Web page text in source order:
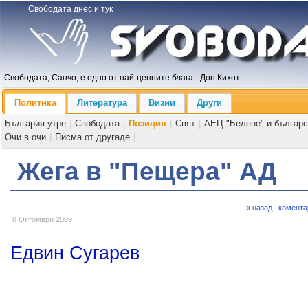
Свободата днес и тук
Свободата, Санчо, е едно от най-ценните блага - Дон Кихот
Политика Литература Визии
Други
България утре
Свободата Позиция Свят
АЕЦ "Белене" и
Очи в очи
Писма от другаде
Жега в "Пещера" АД
8 Октомври 2009
« назад
Едвин Сугарев